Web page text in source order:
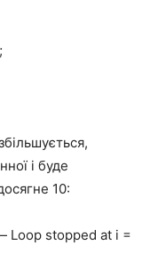
i буде
10:
Loop stopped at i =